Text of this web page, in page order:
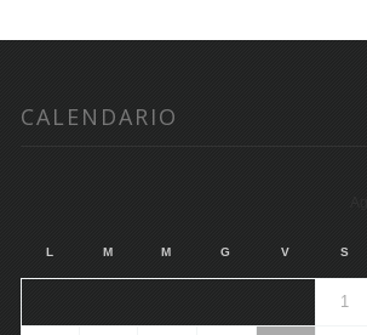
CALENDARIO
L M M G V S
1